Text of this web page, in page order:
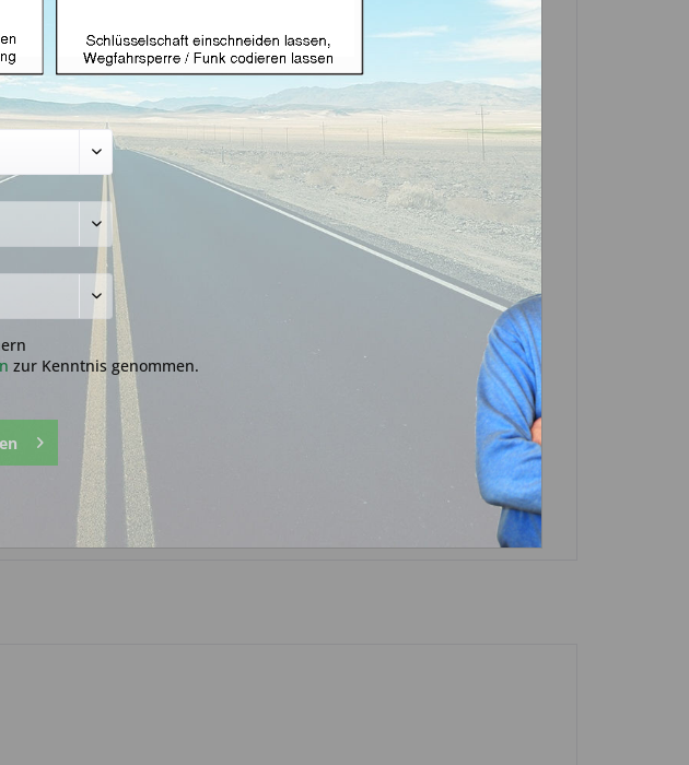
mit HU101 (Aftermarket Produkt)
€ *
zzgl. Versandkosten
ca. 1-3 Werktage
In denWarenkorb
Fragen zum Artikel?
Nr.:
zur Kenntnis genommen.